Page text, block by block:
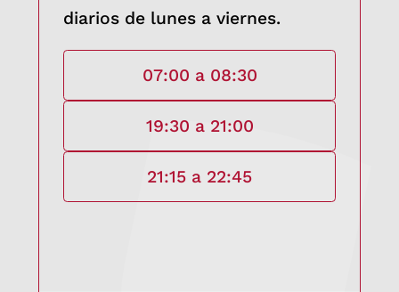
diarios de lunes a viernes.
07:00 a 08:30
19:30 a 21:00
21:15 a 22:45